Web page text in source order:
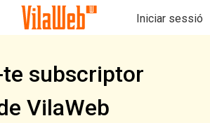
Iniciar sessió
te subscriptor
VilaWeb